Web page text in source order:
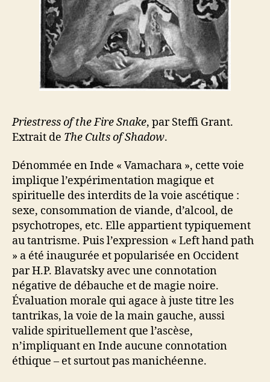
Priestress of the Fire Snake, par Steffi Grant.
Extrait de The Cults of Shadow.
Dénommée en Inde « Vamachara », cette voie
implique l’expérimentation magique et
spirituelle des interdits de la voie ascétique :
sexe, consommation de viande, d’alcool, de
psychotropes, etc. Elle appartient typiquement
au tantrisme. Puis l’expression « Left hand path
» a été inaugurée et popularisée en Occident
par H.P. Blavatsky avec une connotation
négative de débauche et de magie noire.
Évaluation morale qui agace à juste titre les
tantrikas, la voie de la main gauche, aussi
valide spirituellement que l’ascèse,
n’impliquant en Inde aucune connotation
éthique – et surtout pas manichéenne.